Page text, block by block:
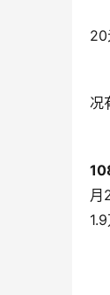
20
况
月